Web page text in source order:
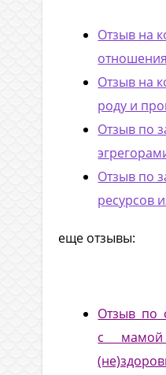
Отзыв на
Отзыв на
роду и
Отзыв по
Отзыв по
ресурсов
еще отзывы:
Отзыв по
с